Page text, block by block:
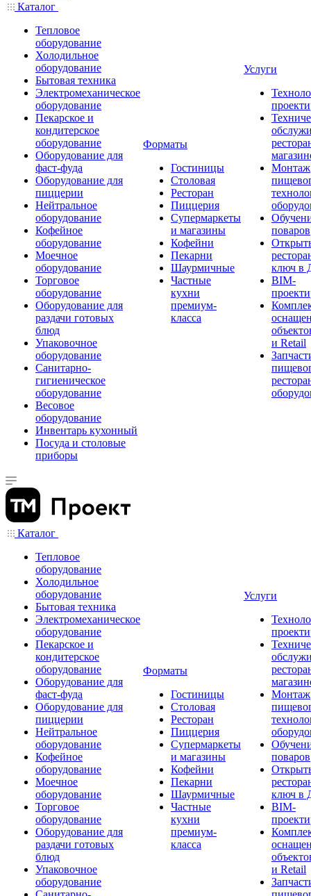
Каталог
Тепловое
оборудование
Холодильное
оборудование
Бытовая техника
Электромеханическое
оборудование
Пекарское и
кондитерское
оборудование
Оборудование для
фаст-фуда
Оборудование для
пиццерии
Нейтральное
оборудование
Кофейное
оборудование
Моечное
оборудование
Торговое
оборудование
Оборудование для
раздачи готовых
блюд
Упаковочное
оборудование
Санитарно-
гигиеническое
оборудование
Весовое
оборудование
Инвентарь кухонный
Посуда и столовые
приборы
Форматы
Гостиницы
Столовая
Ресторан
Пиццерия
Супермаркеты
и магазины
Кофейни
Пекарни
Шаурмичные
Частные
кухни
премиум-
класса
Услуги
Монтаж
поваров
ключ в
BIM-
и Retail
Каталог
Тепловое
оборудование
Холодильное
оборудование
Бытовая техника
Электромеханическое
оборудование
Пекарское и
кондитерское
оборудование
Оборудование для
фаст-фуда
Оборудование для
пиццерии
Нейтральное
оборудование
Кофейное
оборудование
Моечное
оборудование
Торговое
оборудование
Оборудование для
раздачи готовых
блюд
Упаковочное
оборудование
Форматы
Гостиницы
Столовая
Ресторан
Пиццерия
Супермаркеты
и магазины
Кофейни
Пекарни
Шаурмичные
Частные
кухни
премиум-
класса
Услуги
Монтаж
поваров
ключ в
BIM-
и Retail